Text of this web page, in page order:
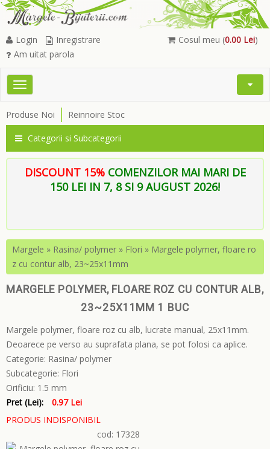
Cosul meu (0.00 Lei)
Login
Inregistrare
Am uitat parola
Toggle
Open
Produse Noi Reinnoire Stoc
Categorii si Subcategorii
DISCOUNT 15% COMENZILOR MAI MARI DE
150 LEI IN 7, 8 SI 9 AUGUST 2026!
Margele » Rasina/ polymer » Flori » Margele polymer, floare ro
z cu contur alb, 23~25x11mm
MARGELE POLYMER, FLOARE ROZ CU CONTUR ALB,
23~25X11MM 1 BUC
Margele polymer, floare roz cu alb, lucrate manual, 25x11mm.
Deoarece pe verso au suprafata plana, se pot folosi ca aplice.
Categorie: Rasina/ polymer
Subcategorie: Flori
Orificiu: 1.5 mm
Pret (Lei):
0.97 Lei
PRODUS INDISPONIBIL
cod: 17328